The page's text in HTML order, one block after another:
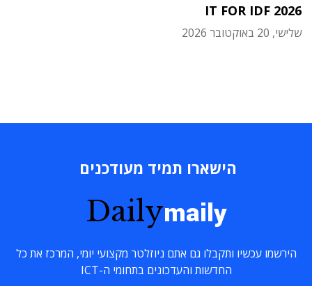
IT FOR IDF 2026
שלישי, 20 באוקטובר 2026
הישארו תמיד מעודכנים
Dailymaily
הירשמו עכשיו ותקבלו גם אתם ניוזלטר מקצועי יומי, המרכז את כל
החדשות והעדכונים בתחומי ה-ICT